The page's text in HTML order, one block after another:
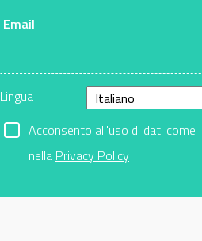
Email
Lingua
Acconsento all'uso di dati come
nella Privacy Policy